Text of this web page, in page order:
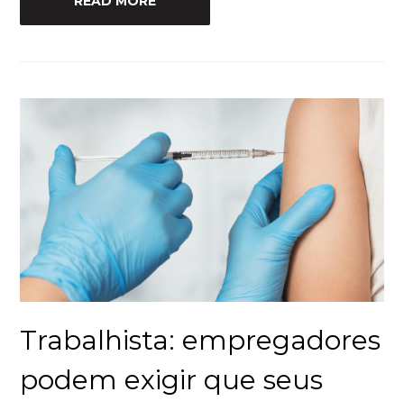
Trabalhista: empregadores
podem exigir que seus